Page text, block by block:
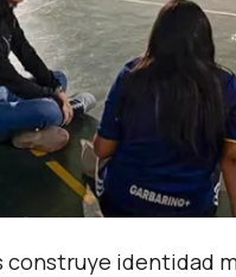
construye identidad